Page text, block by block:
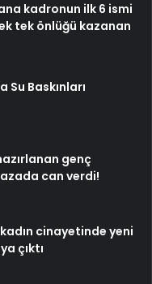
kadronun ilk 6 ismi
tek önlüğü kazanan
Su Baskınları
genç
can verdi!
cinayetinde yeni
çıktı